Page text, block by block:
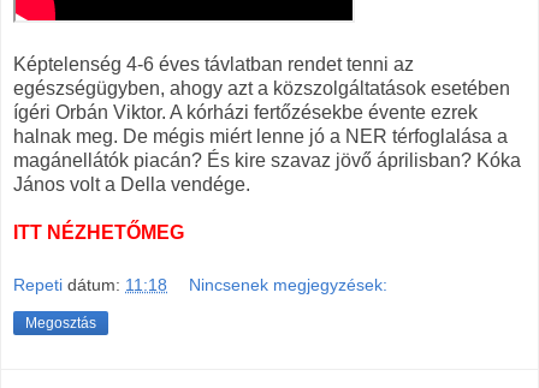
Képtelenség 4-6 éves távlatban rendet tenni az
egészségügyben, ahogy azt a közszolgáltatások esetében
ígéri Orbán Viktor. A kórházi fertőzésekbe évente ezrek
halnak meg. De mégis miért lenne jó a NER térfoglalása a
magánellátók piacán? És kire szavaz jövő áprilisban? Kóka
János volt a Della vendége.
ITT NÉZHETŐMEG
Repeti dátum: 11:18 Nincsenek megjegyzések:
Megosztás